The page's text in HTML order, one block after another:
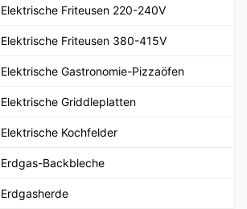
Elektrische Friteusen 220-240V
Elektrische Friteusen 380-415V
Elektrische Gastronomie-Pizzaöfen
Elektrische Griddleplatten
Elektrische Kochfelder
Erdgas-Backbleche
Erdgasherde